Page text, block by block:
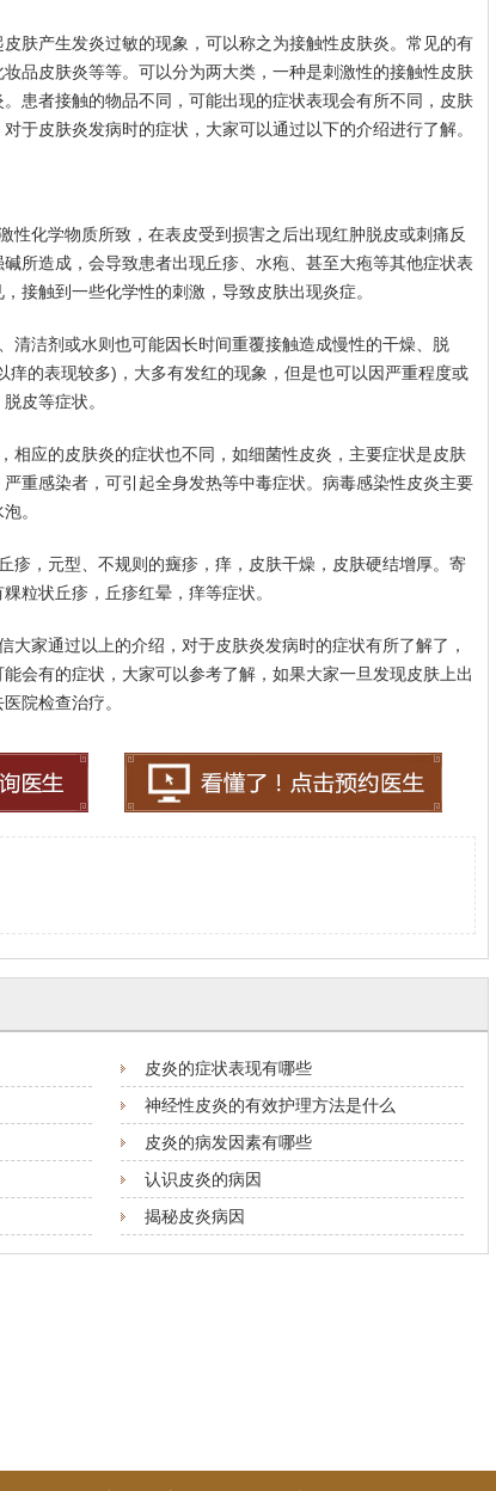
肤产生发炎过敏的现象，可以称之为接触性皮肤炎。常见的有
品皮肤炎等等。可以分为两大类，一种是刺激性的接触性皮肤
患者接触的物品不同，可能出现的症状表现会有所不同，皮肤
于皮肤炎发病时的症状，大家可以通过以下的介绍进行了解。
性化学物质所致，在表皮受到损害之后出现红肿脱皮或刺痛反
所造成，会导致患者出现丘疹、水疱、甚至大疱等其他症状表
接触到一些化学性的刺激，导致皮肤出现炎症。
清洁剂或水则也可能因长时间重覆接触造成慢性的干燥、脱
痒的表现较多)，大多有发红的现象，但是也可以因严重程度或
皮等症状。
相应的皮肤炎的症状也不同，如细菌性皮炎，主要症状是皮肤
重感染者，可引起全身发热等中毒症状。病毒感染性皮炎主要
。
疹，元型、不规则的癍疹，痒，皮肤干燥，皮肤硬结增厚。寄
粒状丘疹，丘疹红晕，痒等症状。
大家通过以上的介绍，对于皮肤炎发病时的症状有所了解了，
会有的症状，大家可以参考了解，如果大家一旦发现皮肤上出
院检查治疗。
皮炎的症状表现有哪些
神经性皮炎的有效护理方法是什么
皮炎的病发因素有哪些
认识皮炎的病因
揭秘皮炎病因